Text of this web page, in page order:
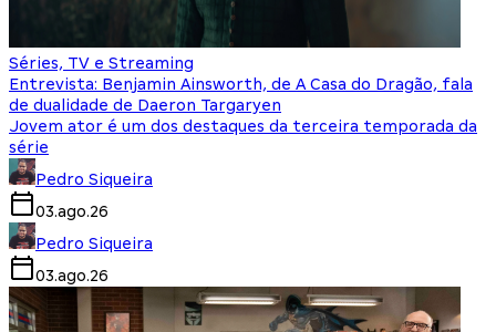
Séries, TV e Streaming
Entrevista: Benjamin Ainsworth, de A Casa do Dragão, fala
de dualidade de Daeron Targaryen
Jovem ator é um dos destaques da terceira temporada da
série
Pedro Siqueira
03.ago.26
Pedro Siqueira
03.ago.26